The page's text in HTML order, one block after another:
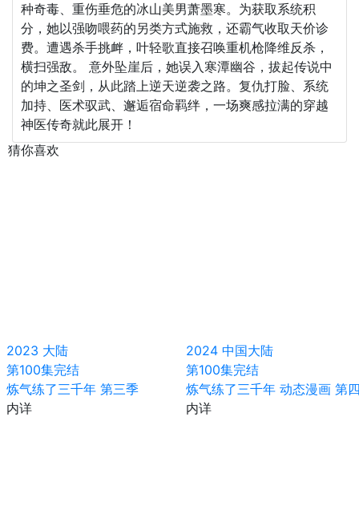
种奇毒、重伤垂危的冰山美男萧墨寒。为获取系统积
分，她以强吻喂药的另类方式施救，还霸气收取天价诊
费。遭遇杀手挑衅，叶轻歌直接召唤重机枪降维反杀，
横扫强敌。 意外坠崖后，她误入寒潭幽谷，拔起传说中
的坤之圣剑，从此踏上逆天逆袭之路。复仇打脸、系统
加持、医术驭武、邂逅宿命羁绊，一场爽感拉满的穿越
神医传奇就此展开！
猜你喜欢
2023 大陆
第100集完结
炼气练了三千年 第三季
内详
2024 中国大陆
第100集完结
炼气练了三千年 动态漫画 第
内详